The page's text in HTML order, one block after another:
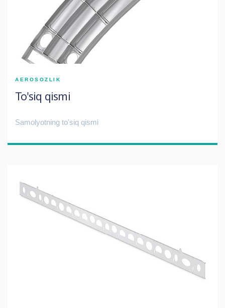
AEROSOZLIK
To'siq qismi
Samolyotning to'siq qismi